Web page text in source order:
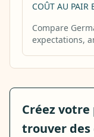
COÛT AU PAIR
Compare
expectations,
Créez
trouver des